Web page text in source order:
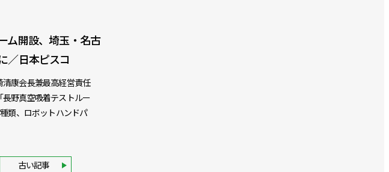
ム開設、埼玉・名古
／日本ピスコ
康会長兼最高経営責任
野真空吸着テストルー
類、ロボットハンドパ
古い記事